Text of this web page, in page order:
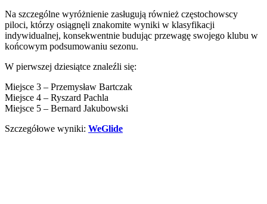
Na szczególne wyróżnienie zasługują również częstochowscy
piloci, którzy osiągnęli znakomite wyniki w klasyfikacji
indywidualnej, konsekwentnie budując przewagę swojego klubu w
końcowym podsumowaniu sezonu.
W pierwszej dziesiątce znaleźli się:
Miejsce 3 – Przemysław Bartczak
Miejsce 4 – Ryszard Pachla
Miejsce 5 – Bernard Jakubowski
Szczegółowe wyniki: WeGlide